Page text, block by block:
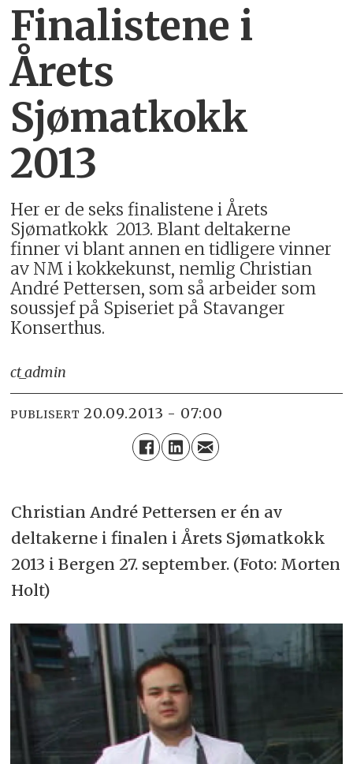
Finalistene i
Årets
Sjømatkokk
2013
Her er de seks finalistene i Årets
Sjømatkokk 2013. Blant deltakerne
finner vi blant annen en tidligere vinner
av NM i kokkekunst, nemlig Christian
André Pettersen, som så arbeider som
soussjef på Spiseriet på Stavanger
Konserthus.
ct_admin
PUBLISERT 20.09.2013 - 07:00
Christian André Pettersen er én av
deltakerne i finalen i Årets Sjømatkokk
2013 i Bergen 27. september. (Foto: Morten
Holt)